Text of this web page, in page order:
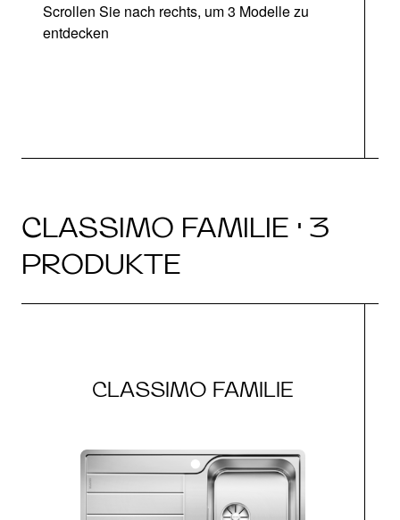
Scrollen Sie nach rechts, um 3 Modelle zu
entdecken
CLASSIMO FAMILIE · 3
PRODUKTE
CLASSIMO FAMILIE